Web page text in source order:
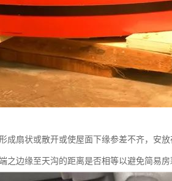
成扇状或散开或使屋面下缘参差不齐，安
之边缘至天沟的距离是否相等以避免简易房